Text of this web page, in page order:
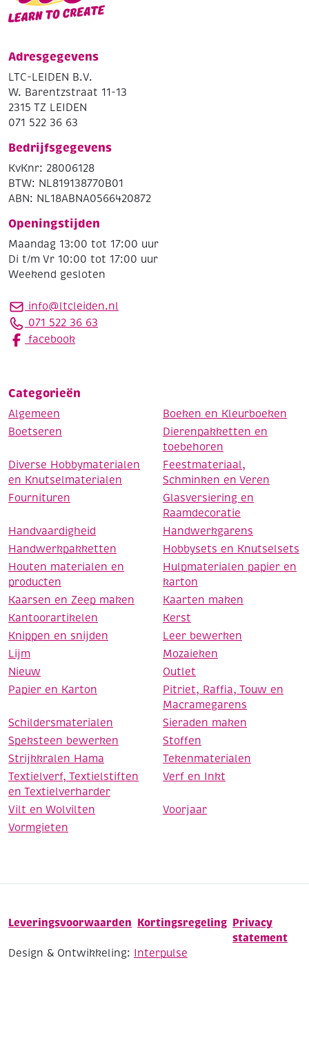
Adresgegevens
LTC-LEIDEN B.V.
W. Barentzstraat 11-13
2315 TZ LEIDEN
071 522 36 63
Bedrijfsgegevens
KvKnr: 28006128
BTW: NL819138770B01
ABN: NL18ABNA0566420872
Openingstijden
Maandag 13:00 tot 17:00 uur
Di t/m Vr 10:00 tot 17:00 uur
Weekend gesloten
info@ltcleiden.nl
071 522 36 63
facebook
Categorieën
Algemeen
Boeken en Kleurboeken
Boetseren
Dierenpakketten en
toebehoren
Diverse Hobbymaterialen
en Knutselmaterialen
Feestmateriaal,
Schminken en Veren
Fournituren
Glasversiering en
Raamdecoratie
Handvaardigheid
Handwerkgarens
Handwerkpakketten
Hobbysets en Knutselsets
Houten materialen en
producten
Hulpmaterialen papier en
karton
Kaarsen en Zeep maken
Kaarten maken
Kantoorartikelen
Kerst
Knippen en snijden
Leer bewerken
Lijm
Mozaieken
Nieuw
Outlet
Papier en Karton
Pitriet, Raffia, Touw en
Macramegarens
Schildersmaterialen
Sieraden maken
Speksteen bewerken
Stoffen
Strijkkralen Hama
Tekenmaterialen
Textielverf, Textielstiften
en Textielverharder
Verf en Inkt
Vilt en Wolvilten
Voorjaar
Vormgieten
Leveringsvoorwaarden Kortingsregeling Privacy
statement
Design & Ontwikkeling: Interpulse